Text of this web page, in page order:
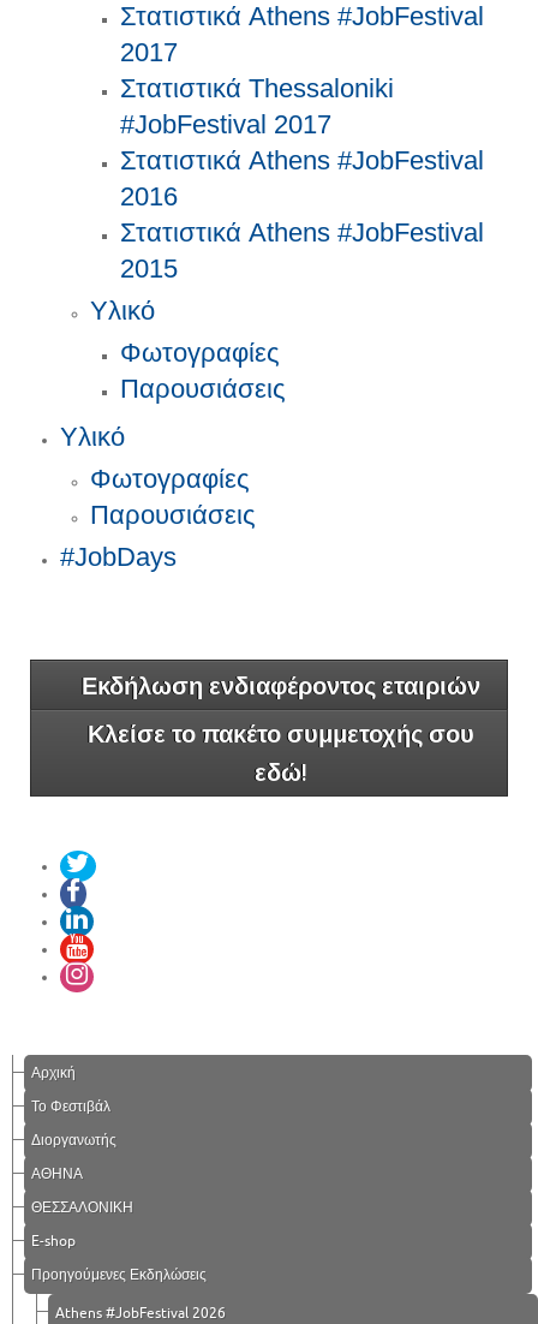
Στατιστικά Athens #JobFestival
2017
Στατιστικά Thessaloniki
#JobFestival 2017
Στατιστικά Athens #JobFestival
2016
Στατιστικά Athens #JobFestival
2015
Υλικό
Φωτογραφίες
Παρουσιάσεις
Υλικό
Φωτογραφίες
Παρουσιάσεις
#JobDays
Εκδήλωση ενδιαφέροντος εταιριών
Κλείσε το πακέτο συμμετοχής σου
εδώ!
Αρχική
Το Φεστιβάλ
Διοργανωτής
ΑΘΗΝΑ
ΘΕΣΣΑΛΟΝΙΚΗ
E-shop
Προηγούμενες Εκδηλώσεις
Athens #JobFestival 2026